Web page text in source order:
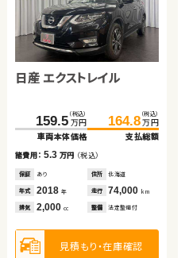
日産 エクストレイル
159.5 （税込）
万円
車両本体価格
164.8 （税込）
万円
支払総額
諸費用：5.3 万円 （税込）
保証 あり 住所 北海道
年式 2018 年 走行 74,000 km
排気 2,000 cc 整備 法定整備付
見積もり・在庫確認
ダイハツ ムーヴ キャンバ
ス
131.7万円
車両本体価格
諸費用：8.1 万円 （税込）
保証 あり 住所 秋田県
排気 660 整備 法定整備付
スズキ スイフト
318.0 （税込）
万円
車両本体価格
329.0 （税込）
万円
支払総額
諸費用：11.0万円（税込）
保証 あり 住所 山梨県
年式 2025 年 走行 4,500km
排気 1,370 cc 整備 法定整備付
見積もり・在庫確認